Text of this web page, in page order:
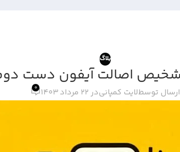
بلاگ
ارسال توسطلایت کمپانیدر 22 مرداد 1403 0